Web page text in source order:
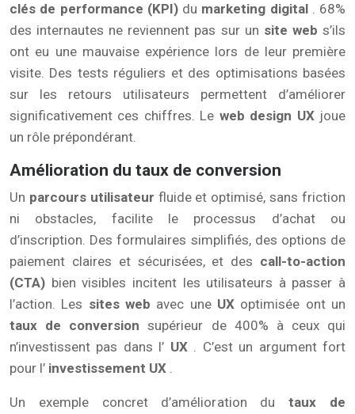
clés de performance (KPI) du marketing digital . 68%
des internautes ne reviennent pas sur un site webs’ils
ont eu une mauvaise expérience lors de leur première
visite. Des tests réguliers et des optimisations basées
sur les retours utilisateurs permettent d’améliorer
significativement ces chiffres. Le web design UX joue
un rôle prépondérant.
Amélioration du taux de conversion
Un parcours utilisateur fluide et optimisé, sans friction
ni obstacles, facilite le processus d’achat ou
d’inscription. Des formulaires simplifiés, des options de
paiement claires et sécurisées, et des call-to-action
(CTA) bien visibles incitent les utilisateurs à passer à
l’action. Les sites web avec une UX optimisée ont un
taux de conversionsupérieur de 400% à ceux qui
n’investissent pas dans l’ UX . C’est un argument fort
pour l’ investissement UX .
Un exemple concret d’amélioration dutaux de